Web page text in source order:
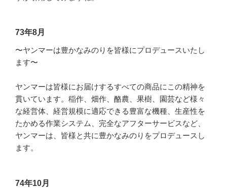
73年8月
〜ヤンマーは豊かなみのりを皆様にプロデュースいたし
ます〜
ヤンマーは皆様にお届けするすべての商品にこの精神を
貫いています。稲作、畑作、酪農、果樹、園芸など様々
な経営体、経営規模に適応できる豊富な機種、生産性を
たかめる作業システム、完全なアフターサービスなど、
ヤンマーは、皆様と共に豊かなみのりをプロデュースし
ます。
74年10月